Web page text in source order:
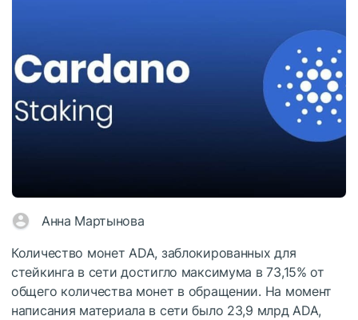
Анна Мартынова
Количество монет ADA, заблокированных для
стейкинга в сети достигло максимума в 73,15% от
общего количества монет в обращении. На момент
написания материала в сети было 23,9 млрд ADA,